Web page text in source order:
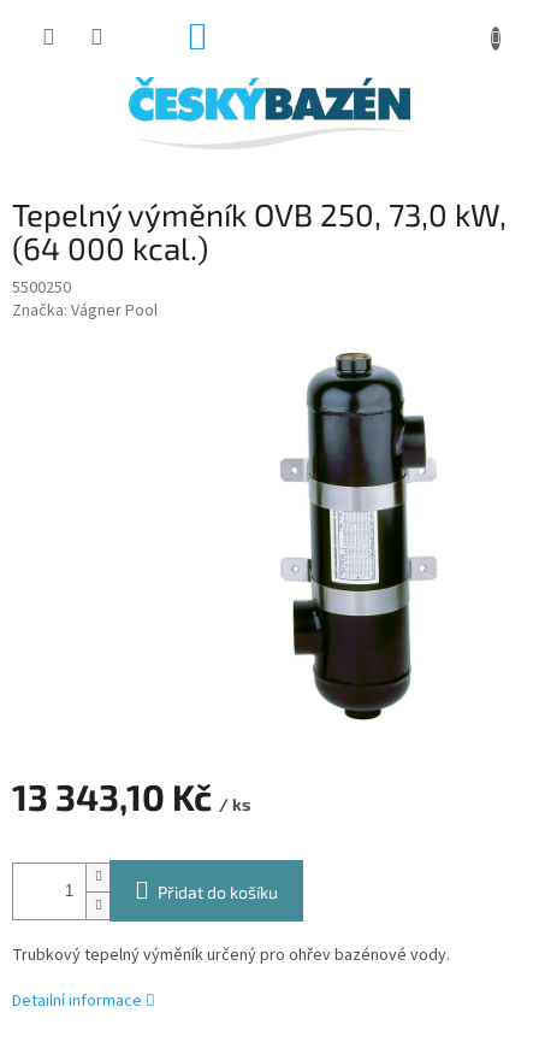
Tepelný výměník OVB 250, 73,0 kW,
(64 000 kcal.)
5500250
Značka: Vágner Pool
13 343,10 Kč / ks
cena:
Přidat do košíku
Trubkový tepelný výměník určený pro ohřev bazénové vody.
Detailní informace